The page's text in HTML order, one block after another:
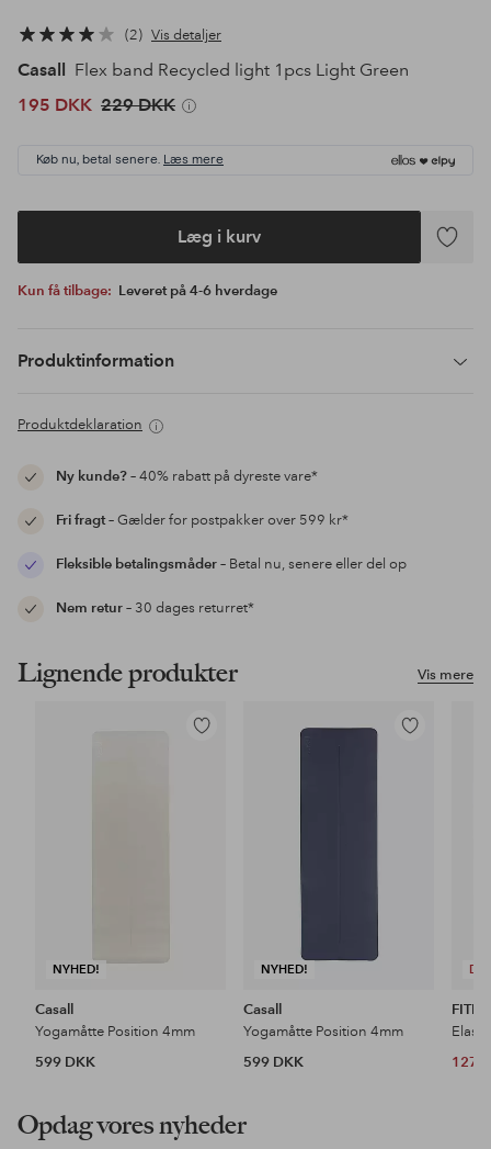
2 Vis detaljer
Casall
Flex band Recycled light 1pcs Light Green
195 DKK 229 DKK
Køb nu, betal senere. Læs mere
Læg i kurv
Tilføj
Kun få tilbage: Leveret på 4-6 hverdage
Produktinformation
Produktdeklaration
Ny kunde?– 40% rabatt på dyreste vare*
Fri fragt– Gælder for postpakker over 599 kr*
Fleksible betalingsmåder– Betal nu, senere eller del op
Nem retur– 30 dages returret*
Vis mere
Lignende produkter
NYHED!
Tilføj
Casall
Yogamåtte Position 4mm
599 DKK
NYHED!
Tilføj
Casall
Yogamåtte Position 4mm
599 DKK
127
Opdag vores nyheder